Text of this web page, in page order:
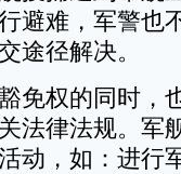
避难，军警也
途径解决。
权的同时，
法律法规。军
动，如：进行